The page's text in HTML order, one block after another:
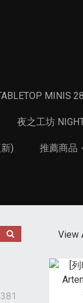
MINIS
夜之工坊
) 推薦商品
View